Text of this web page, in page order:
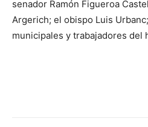
senador Ramón Figueroa
Argerich; el obispo Luis
municipales y trabajadores del